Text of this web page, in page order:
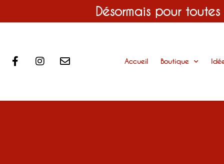
Désormais pour
Accueil Boutique